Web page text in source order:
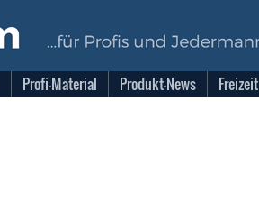
Profi-Material Produkt-News Freizeit